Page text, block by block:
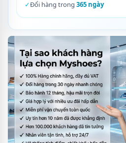
✓Đổi hàng trong 365 ngày